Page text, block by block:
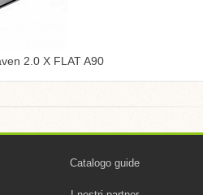
2.0 X FLAT A90
Catalogo guide